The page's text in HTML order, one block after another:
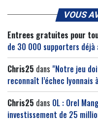
VOUS
Entrees gratuites pour
de 30 000 supporters déjà
Chris25 dans "Notre jeu
reconnaît l’échec lyonnais
Chris25 dans OL : Orel
investissement de 25